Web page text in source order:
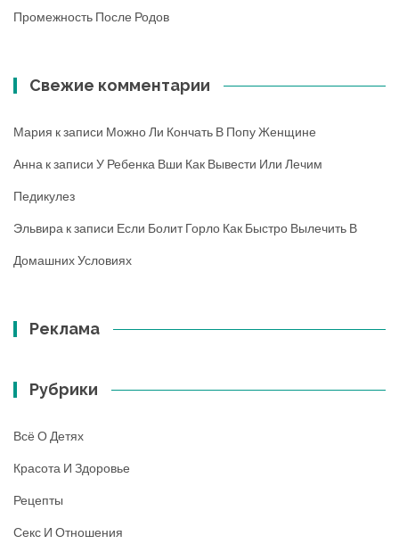
Промежность После Родов
Свежие комментарии
Мария к записи Можно Ли Кончать В Попу Женщине
Анна к записи У Ребенка Вши Как Вывести Или Лечим
Педикулез
Эльвира к записи Если Болит Горло Как Быстро Вылечить В
Домашних Условиях
Реклама
Рубрики
Всё О Детях
Красота И Здоровье
Рецепты
Секс И Отношения